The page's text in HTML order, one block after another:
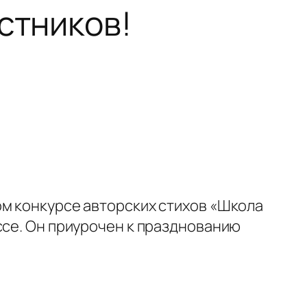
конкурсе авторских стихов «Школа
Он приурочен к празднованию